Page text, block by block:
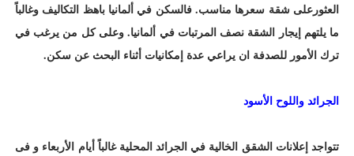
العثورعلى شقة سعرها مناسب. فالسكن في ألمانيا باهظ التكاليف وغالباً
ما يلتهم إيجار الشقة نصف المرتبات في ألمانيا. وعلى كل من يرغب في
ترك الأمور للصدفة ان يراعي عدة إمكانيات أثناء البحث عن سكن.
الجرائد واللوح الأسود
تتواجد إعلانات الشقق الخالية في الجرائد المحلية غالباً أيام الأربعاء و فى